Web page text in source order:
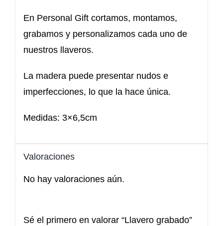
En Personal Gift cortamos, montamos,
grabamos y personalizamos cada uno de
nuestros llaveros.
La madera puede presentar nudos e
imperfecciones, lo que la hace única.
Medidas: 3×6,5cm
Valoraciones
No hay valoraciones aún.
Sé el primero en valorar “Llavero grabado”